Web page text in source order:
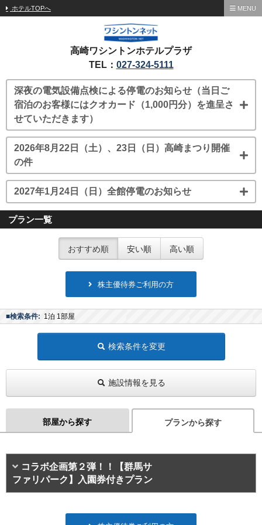
ホテルTOPへ MENU
高崎ワシントンホテルプラザ
TEL： 027-324-5111
深夜の電気設備点検による停電のお知らせ（当日ご
宿泊のお客様にはクオカード（1,000円分）を進呈さ
せていただきます）
2026年8月22日（土）、23日（日）高崎まつり開催
の件
2027年1月24日（日）全館停電のお知らせ
プラン一覧
おすすめ順 安い順 高い順
株主優待券ご利用の方
■検索条件: 1泊 1部屋
検索条件を変更
施設情報を見る
部屋から探す プランから探す
コラボ企画第２弾！！【群馬サ
ファリパーク】入園券付きプラン